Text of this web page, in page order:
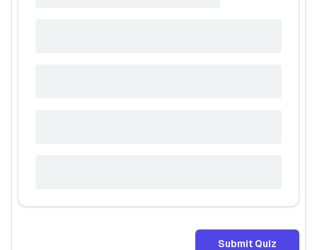
Submit Quiz